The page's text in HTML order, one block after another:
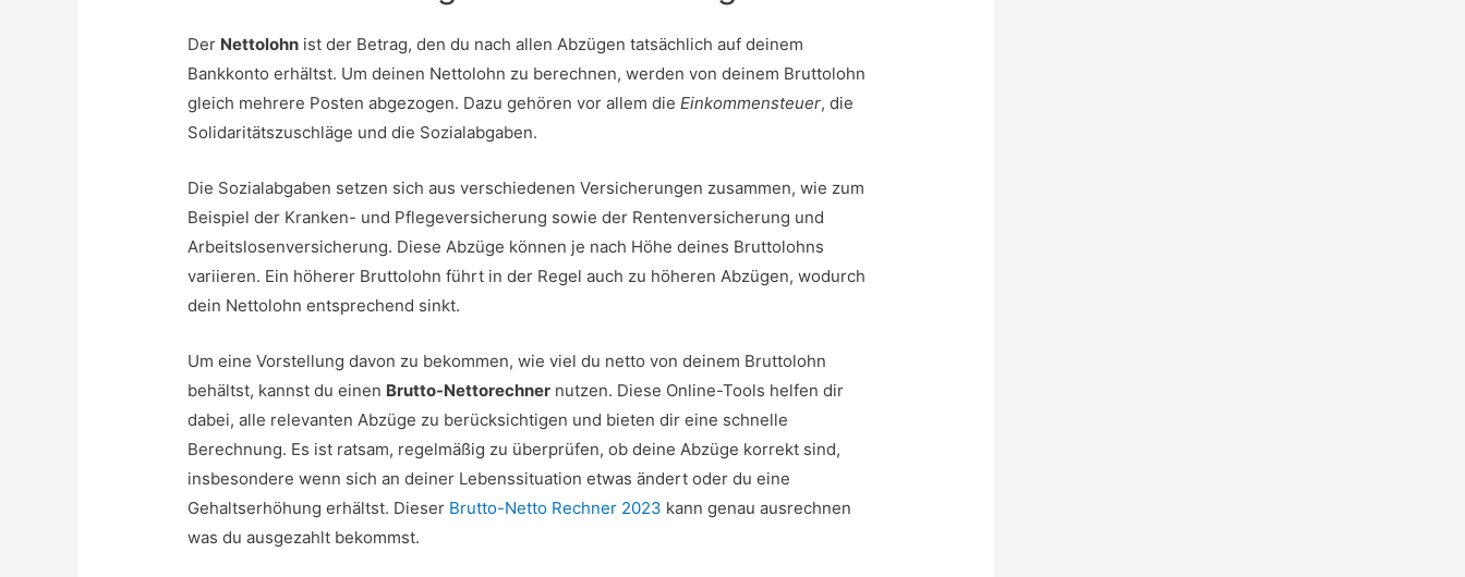
Der Nettolohn ist der Betrag, den du nach allen Abzügen tatsächlich auf deinem
Bankkonto erhältst. Um deinen Nettolohn zu berechnen, werden von deinem Bruttolohn
gleich mehrere Posten abgezogen. Dazu gehören vor allem dieEinkommensteuer, die
Solidaritätszuschläge und die Sozialabgaben.
Die Sozialabgaben setzen sich aus verschiedenen Versicherungen zusammen, wie zum
Beispiel der Kranken- und Pflegeversicherung sowie der Rentenversicherung und
Arbeitslosenversicherung. Diese Abzüge können je nach Höhe deines Bruttolohns
variieren. Ein höherer Bruttolohn führt in der Regel auch zu höheren Abzügen, wodurch
dein Nettolohn entsprechend sinkt.
Um eine Vorstellung davon zu bekommen, wie viel du netto von deinem Bruttolohn
behältst, kannst du einen Brutto-Nettorechner nutzen. Diese Online-Tools helfen dir
dabei, alle relevanten Abzüge zu berücksichtigen und bieten dir eine schnelle
Berechnung. Es ist ratsam, regelmäßig zu überprüfen, ob deine Abzüge korrekt sind,
insbesondere wenn sich an deiner Lebenssituation etwas ändert oder du eine
Gehaltserhöhung erhältst. Dieser Brutto-Netto Rechner 2023 kann genau ausrechnen
was du ausgezahlt bekommst.